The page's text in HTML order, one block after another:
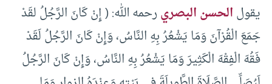
يقولالحسن البصريرحمه الله: ( إِنْ كَانَ الرَّجُلُ لقَدْ
جَمَعَ الْقُرْآنَ وَمَا يَشْعُرُ بِهِ النَّاسُ، وَإِنْ كَانَ الرَّجُلُ لَقَدْ
فَقُهَ الْفِقْهَ الْكَثِيرَ وَمَا يَشْعُرُ بِهِ النَّاسُ، وَإِنْ كَانَ الرَّجُلُ